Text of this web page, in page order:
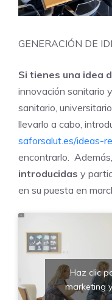
GENERACIÓN DE
Si tienes una idea
innovación sanitario
sanitario,
llevarlo a cabo,
saforsalut.es/ideas-
encontrarlo. Además,
introducidas y
en su puesta en
Haz clic
marketing